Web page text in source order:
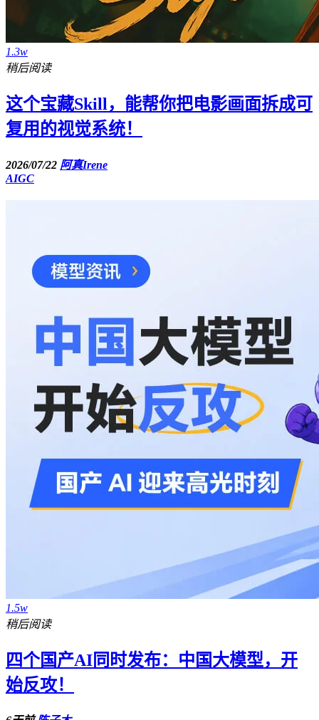
1.3w
稍后阅读
这个宝藏Skill，能帮你把电影画面拆成可
复用的视觉系统！
2026/07/22 阿真Irene
AIGC
1.5w
稍后阅读
四个国产AI同时发布：中国大模型，开
始反攻！